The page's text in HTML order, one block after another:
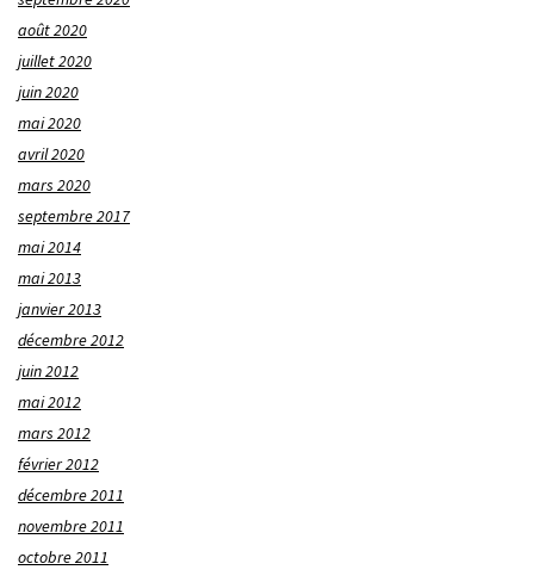
août 2020
juillet 2020
juin 2020
mai 2020
avril 2020
mars 2020
septembre 2017
mai 2014
mai 2013
janvier 2013
décembre 2012
juin 2012
mai 2012
mars 2012
février 2012
décembre 2011
novembre 2011
octobre 2011